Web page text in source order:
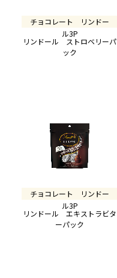
チョコレート リンドー
ル3P
リンドール ストロベリーパ
ック
チョコレート リンドー
ル3P
リンドール エキストラビタ
ーパック